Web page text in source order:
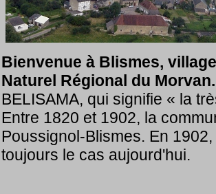
Bienvenue à Blismes,
Naturel Régional du Morvan.
BELISAMA, qui signifie « la
Entre 1820 et 1902, la
Poussignol-Blismes. En
toujours le cas aujourd'hui.